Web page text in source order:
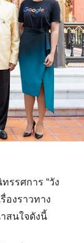
รรศการ “วัง
องราวทาง
สนใจดังนี้